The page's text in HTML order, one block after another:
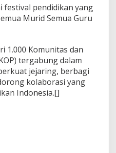
festival pendidikan yang
Murid Semua Guru
1.000 Komunitas dan
tergabung dalam
jejaring, berbagi
kolaborasi yang
Indonesia.[]